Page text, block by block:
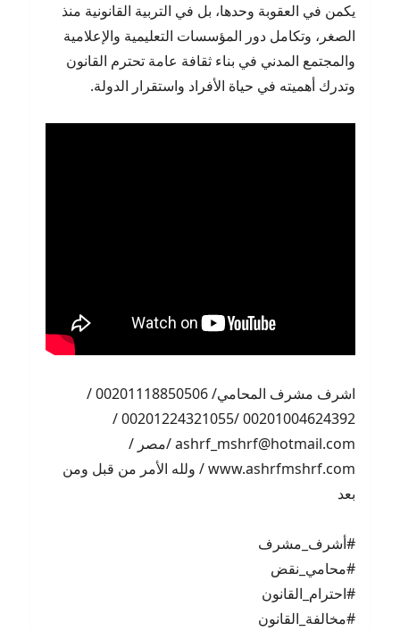
يكمن في العقوبة وحدها، بل في التربية القانونية منذ
الصغر، وتكامل دور المؤسسات التعليمية والإعلامية
والمجتمع المدني في بناء ثقافة عامة تحترم القانون
وتدرك أهميته في حياة الأفراد واستقرار الدولة.
اشرف مشرف المحامي/ 00201118850506 /
00201004624392 /00201224321055 /
ashrf_mshrf@hotmail.com /مصر /
www.ashrfmshrf.com / ولله الأمر من قبل ومن
بعد
#أشرف_مشرف
#محامي_نقض
#احترام_القانون
#مخالفة_القانون